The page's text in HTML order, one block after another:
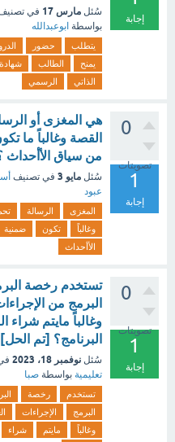
إجابة
سُئل مارس 17 في
بواسطة ابوعبدالله
يتطلب حضور
يمنح
الطالب شهادة
الذاتي
الرسمي
0
تصويتات
1
إجابة
هي المغزى أو
القصة وغالباً ما
من سياق
سُئل مايو 3 في تصنيف
عبود
المغزى الرسالة
وغالباً
تكون ضمنية
الأأحداث
0
تصويتات
1
إجابة
تستخدم رخصة
البرمج من
وغالباً مايتم شراء
البرنامج؟ [تم الحل]
سُئل نوفمبر 18، 2023
تعليمية بواسطة صبا
تستخدم رخصة
البرمج
الإجراءات
وغالباً
مايتم شراء